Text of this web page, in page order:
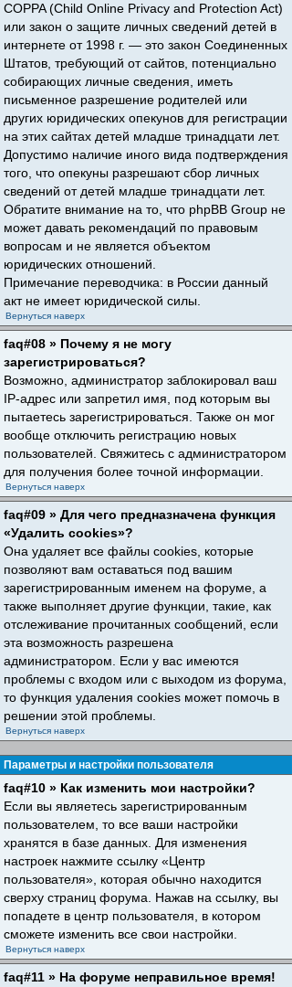
COPPA (Child Online Privacy and Protection Act)
или закон о защите личных сведений детей в
интернете от 1998 г. — это закон Соединенных
Штатов, требующий от сайтов, потенциально
собирающих личные сведения, иметь
письменное разрешение родителей или
других юридических опекунов для регистрации
на этих сайтах детей младше тринадцати лет.
Допустимо наличие иного вида подтверждения
того, что опекуны разрешают сбор личных
сведений от детей младше тринадцати лет.
Обратите внимание на то, что phpBB Group не
может давать рекомендаций по правовым
вопросам и не является объектом
юридических отношений.
Примечание переводчика: в России данный
акт не имеет юридической силы.
Вернуться наверх
faq#08 » Почему я не могу
зарегистрироваться?
Возможно, администратор заблокировал ваш
IP-адрес или запретил имя, под которым вы
пытаетесь зарегистрироваться. Также он мог
вообще отключить регистрацию новых
пользователей. Свяжитесь с администратором
для получения более точной информации.
Вернуться наверх
faq#09 » Для чего предназначена функция
«Удалить cookies»?
Она удаляет все файлы cookies, которые
позволяют вам оставаться под вашим
зарегистрированным именем на форуме, а
также выполняет другие функции, такие, как
отслеживание прочитанных сообщений, если
эта возможность разрешена
администратором. Если у вас имеются
проблемы с входом или с выходом из форума,
то функция удаления cookies может помочь в
решении этой проблемы.
Вернуться наверх
Параметры и настройки пользователя
faq#10 » Как изменить мои настройки?
Если вы являетесь зарегистрированным
пользователем, то все ваши настройки
хранятся в базе данных. Для изменения
настроек нажмите ссылку «Центр
пользователя», которая обычно находится
сверху страниц форума. Нажав на ссылку, вы
попадете в центр пользователя, в котором
сможете изменить все свои настройки.
Вернуться наверх
faq#11 » На форуме неправильное время!